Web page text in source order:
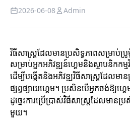
2026-06-08 Admin
វិធីសាស្ត្រដែលមានប្រសិទ្ធភាពសម្រាប់ប្
សម្រាប់អ្នកអភិវឌ្ឍន៍ហ្គេមនិងស្ថាបនិកកម្
ដើម្បីបង្កើតនិងអភិវឌ្ឍវិធីសាស្ត្រដែលមា
ផ្សព្វផ្សាយហ្គេម។ ប្រសិនបើអ្នកចង់ឱ្យហ្
ដូច្នេះការប្រើប្រាស់វិធីសាស្ត្រដែលមាន
មួយ។